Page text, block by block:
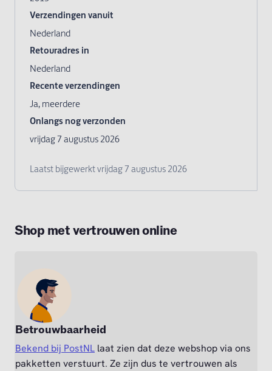
Shop met vertrouwen online
Betrouwbaarheid
Bekend bij PostNL laat zien dat deze webshop via ons
pakketten verstuurt. Ze zijn dus te vertrouwen als